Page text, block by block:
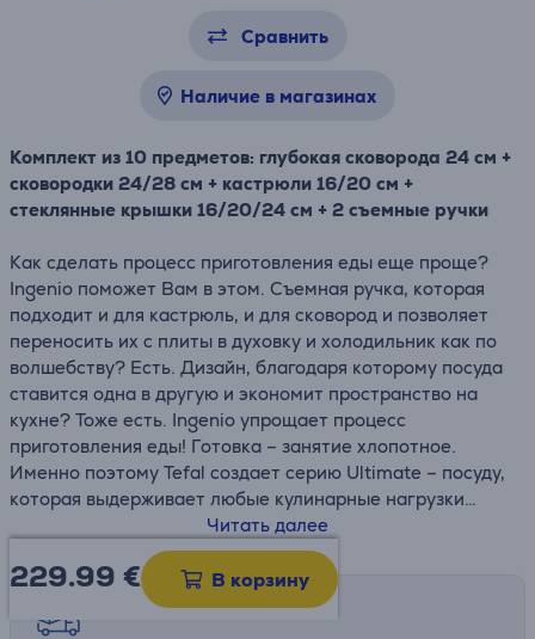
Сравнить
Наличие в магазинах
Комплект из 10 предметов: глубокая сковорода 24 см +
сковородки 24/28 см + кастрюли 16/20 см +
стеклянные крышки 16/20/24 см + 2 съемные ручки
Как сделать процесс приготовления еды еще проще?
Ingenio поможет Вам в этом. Съемная ручка, которая
подходит и для кастрюль, и для сковород и позволяет
переносить их с плиты в духовку и холодильник как по
волшебству? Есть. Дизайн, благодаря которому посуда
ставится одна в другую и экономит пространство на
кухне? Тоже есть. Ingenio упрощает процесс
приготовления еды! Готовка – занятие хлопотное.
Именно поэтому Tefal создает серию Ultimate – посуду,
которая выдерживает любые кулинарные нагрузки
снова и снова. Она имеет особо прочное антипригарное
титановое покрытие и новейшую индукционную
технологию Thermo-Fusion™+ для быстрого и
равномерного приготовления еды.
Читать далее
229.99 € В корзину
Возможности доставки